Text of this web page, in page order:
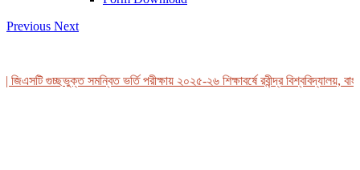
Previous Next
গুচ্ছভুক্ত সমন্বিত ভর্তি পরীক্ষায় ২০২৫-২৬ শিক্ষাবর্ষে রবীন্দ্র বিশ্ববিদ্যালয়,